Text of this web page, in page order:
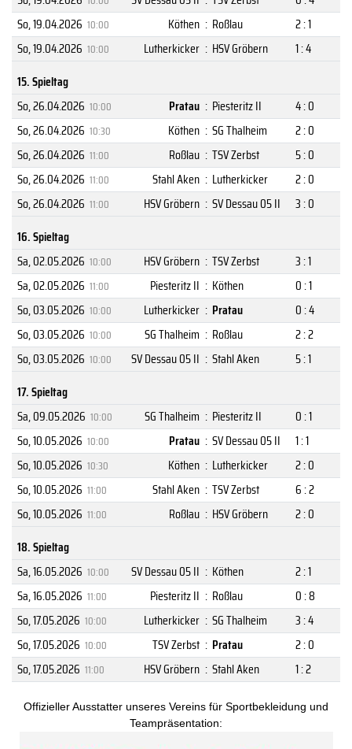
So, 19.04.2026 10:00 Köthen : Roßlau
2 : 1
So, 19.04.2026 10:00 Lutherkicker : HSV Gröbern
1 : 4
15. Spieltag
So, 26.04.2026 10:00 Pratau : Piesteritz II
4 : 0
So, 26.04.2026 10:30 Köthen : SG Thalheim
2 : 0
So, 26.04.2026 11:00 Roßlau : TSV Zerbst
5 : 0
So, 26.04.2026 11:00 Stahl Aken : Lutherkicker
2 : 0
So, 26.04.2026 11:00 HSV Gröbern : SV Dessau 05 II
3 : 0
16. Spieltag
Sa, 02.05.2026 10:00 HSV Gröbern : TSV Zerbst
3 : 1
Sa, 02.05.2026 11:00 Piesteritz II : Köthen
0 : 1
So, 03.05.2026 10:00 Lutherkicker : Pratau
0 : 4
So, 03.05.2026 10:00 SG Thalheim : Roßlau
2 : 2
So, 03.05.2026 10:00 SV Dessau 05 II : Stahl Aken
5 : 1
17. Spieltag
Sa, 09.05.2026 10:00 SG Thalheim : Piesteritz II
0 : 1
So, 10.05.2026 10:00 Pratau : SV Dessau 05 II
1 : 1
So, 10.05.2026 10:30 Köthen : Lutherkicker
2 : 0
So, 10.05.2026 11:00 Stahl Aken : TSV Zerbst
6 : 2
So, 10.05.2026 11:00 Roßlau : HSV Gröbern
2 : 0
18. Spieltag
Sa, 16.05.2026 10:00 SV Dessau 05 II : Köthen
2 : 1
Sa, 16.05.2026 11:00 Piesteritz II : Roßlau
0 : 8
So, 17.05.2026 10:00 Lutherkicker : SG Thalheim
3 : 4
So, 17.05.2026 10:00 TSV Zerbst : Pratau
2 : 0
So, 17.05.2026 11:00 HSV Gröbern : Stahl Aken 1 : 2
Offizieller Ausstatter unseres Vereins für Sportbekleidung und
Teampräsentation: